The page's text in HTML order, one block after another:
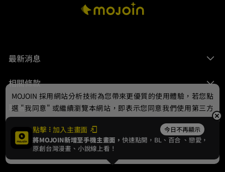
最新消息
相關條款
聯絡我們
© 2024 gamania Digital Entertainment Co., Ltd.
點擊 加入主畫面 今日不再顯示
將MOJOIN新增至手機主畫面，快速點開，BL、 百合 、戀愛，
原創台灣漫畫、小說線上看！
MOJOIN 採用網站分析技術為您帶來更優質的使用體驗，若您點
選 "我同意" 或繼續瀏覽本網站，即表示您同意我們使用第三方
Cookie，欲瞭解更多資訊請見隱私權政策。
我同意